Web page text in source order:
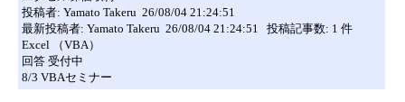
投稿者: Yamato Takeru 26/08/04 21:24:51
最新投稿者: Yamato Takeru 26/08/04 21:24:51 投稿記事数: 1 件
Excel （VBA）
回答 受付中
8/3 VBAセミナー